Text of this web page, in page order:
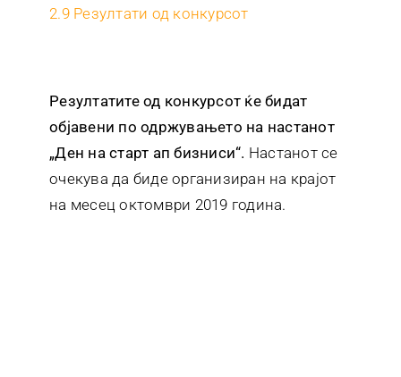
2.9 Резултати од конкурсот
Резултатите од конкурсот ќе бидат
објавени по одржувањето на настанот
„Ден на старт ап бизниси“. Настанот се
очекува да биде организиран на крајот
на месец октомври 2019 година.